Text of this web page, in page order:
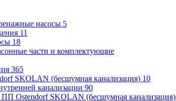
насосы 5
11
18
части и комплектующие
365
SKOLAN (бесшумная канализация) 10
канализации 90
Ostendorf SKOLAN (бесшумная канализация)